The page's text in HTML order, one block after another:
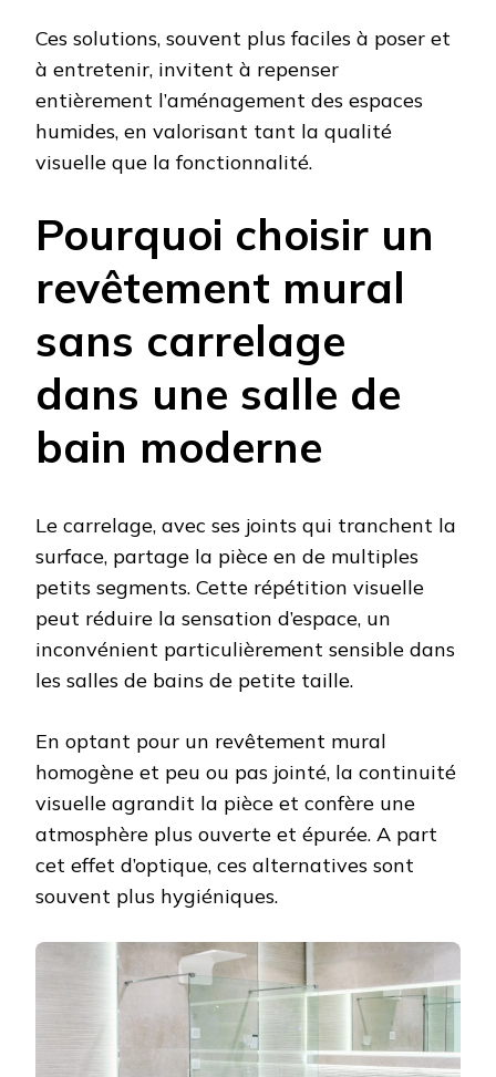
Ces solutions, souvent plus faciles à poser et
à entretenir, invitent à repenser
entièrement l’aménagement des espaces
humides, en valorisant tant la qualité
visuelle que la fonctionnalité.
Pourquoi choisir un
revêtement mural
sans carrelage
dans une salle de
bain moderne
Le carrelage, avec ses joints qui tranchent la
surface, partage la pièce en de multiples
petits segments. Cette répétition visuelle
peut réduire la sensation d’espace, un
inconvénient particulièrement sensible dans
les salles de bains de petite taille.
En optant pour un revêtement mural
homogène et peu ou pas jointé, la continuité
visuelle agrandit la pièce et confère une
atmosphère plus ouverte et épurée. A part
cet effet d’optique, ces alternatives sont
souvent plus hygiéniques.